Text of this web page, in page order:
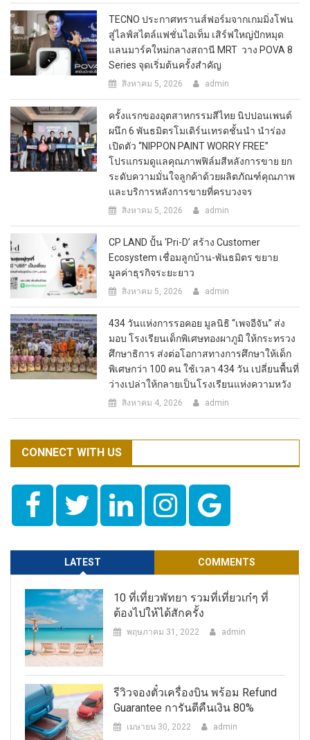
TECNO ประกาศทรานส์ฟอร์มจากเกมมิ่งโฟน
สู่ไลฟ์สไตล์แฟชั่นไอเท็ม เสิร์ฟใหญ่ปักหมุด
แลนมาร์คใหม่กลางสถานี MRT วาง POVA 8
Series จุดเริ่มต้นครั้งสำคัญ
สิงหาคม 5, 2026 admin
ครั้งแรกของอุตสาหกรรมสีไทย นิปปอนเพนต์
ผนึก 6 พันธมิตรโมเดิร์นเทรดชั้นนำ นำร่อง
เปิดตัว “NIPPON PAINT WORRY FREE”
โปรแกรมดูแลคุณภาพฟิล์มสีหลังการขาย ยก
ระดับความมั่นใจลูกค้าด้วยผลิตภัณฑ์คุณภาพ
และบริการหลังการขายที่ครบวงจร
สิงหาคม 5, 2026 admin
CP LAND ปั้น ‘Pri-D’ สร้าง Customer
Ecosystem เชื่อมลูกบ้าน-พันธมิตร ขยาย
มูลค่าธุรกิจระยะยาว
สิงหาคม 5, 2026 admin
434 วันแห่งการรอคอย มูลนิธิ “เพจอีจัน” ส่ง
มอบ โรงเรียนเด็กพิเศษทองผาภูมิ ให้กระทรวง
ศึกษาธิการ ส่งต่อโอกาสทางการศึกษาให้เด็ก
พิเศษกว่า 100 คน ใช้เวลา 434 วัน เปลี่ยนพื้นที่
ว่างเปล่าให้กลายเป็นโรงเรียนแห่งความหวัง
สิงหาคม 4, 2026 admin
CONNECT WITH US
LATEST COMMENTS
10 ที่เที่ยวพัทยา รวมที่เที่ยวเก๋ๆ ที่
ต้องไปให้ได้สักครั้ง
พฤษภาคม 31, 2022 admin
รีวิวจองตั๋วเครื่องบิน พร้อม Refund
Guarantee การันตีคืนเงิน 80%
เมษายน 30, 2022 admin